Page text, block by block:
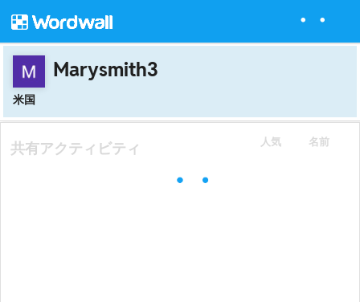
Marysmith3
米国
人気 名前
共有アクティビティ